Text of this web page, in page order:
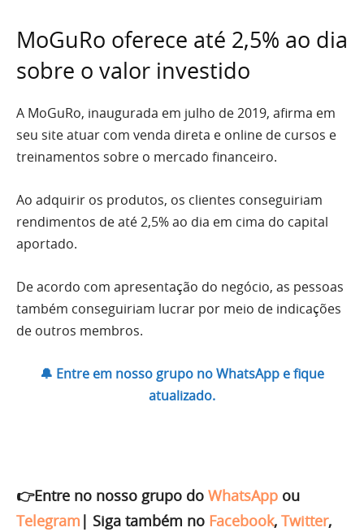
MoGuRo oferece até 2,5% ao dia
sobre o valor investido
A MoGuRo, inaugurada em julho de 2019, afirma em
seu site atuar com venda direta e online de cursos e
treinamentos sobre o mercado financeiro.
Ao adquirir os produtos, os clientes conseguiriam
rendimentos de até 2,5% ao dia em cima do capital
aportado.
De acordo com apresentação do negócio, as pessoas
também conseguiriam lucrar por meio de indicações
de outros membros.
🔔 Entre em nosso grupo no WhatsApp e fique
atualizado.
👉Entre no nosso grupo do WhatsApp ou
Telegram | Siga também no Facebook, Twitter,